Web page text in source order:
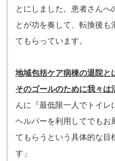
とにしました。患者さんへ
とが功を奏して、転換後も
てもらっています。
地域包括ケア病棟の退院と
そのゴールのために我々は
んに『最低限一人でトイ
ヘルパーを利用してでもお
てもらうという具体的な目
す」